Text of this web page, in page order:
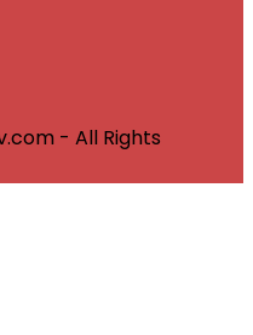
- All Rights